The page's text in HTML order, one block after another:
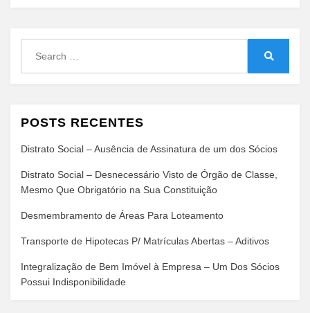
POSTS RECENTES
Distrato Social – Ausência de Assinatura de um dos Sócios
Distrato Social – Desnecessário Visto de Órgão de Classe,
Mesmo Que Obrigatório na Sua Constituição
Desmembramento de Áreas Para Loteamento
Transporte de Hipotecas P/ Matrículas Abertas – Aditivos
Integralização de Bem Imóvel à Empresa – Um Dos Sócios
Possui Indisponibilidade